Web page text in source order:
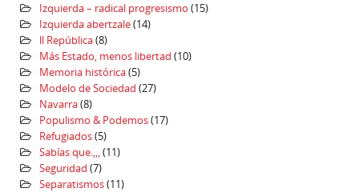
Izquierda – radical progresismo (15)
Izquierda abertzale(14)
ll República(8)
Más Estado, menos libertad (10)
Memoria histórica(5)
Modelo de Sociedad (27)
Navarra(8)
Populismo & Podemos(17)
Refugiados(5)
Sabías que.,,,(11)
Seguridad (7)
Separatismos(11)